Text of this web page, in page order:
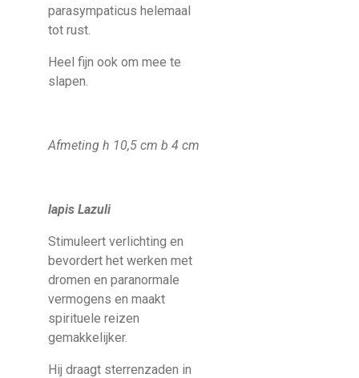
parasympaticus helemaal
tot rust.
Heel fijn ook om mee te
slapen.
Afmeting h 10,5 cm b 4 cm
lapis Lazuli
Stimuleert verlichting en
bevordert het werken met
dromen en paranormale
vermogens en maakt
spirituele reizen
gemakkelijker.
Hij draagt sterrenzaden in